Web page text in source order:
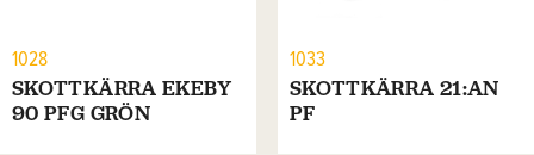
1028
SKOTTKÄRRA EKEBY
90 PFG GRÖN
1033
SKOTTKÄRRA 21:AN
PF